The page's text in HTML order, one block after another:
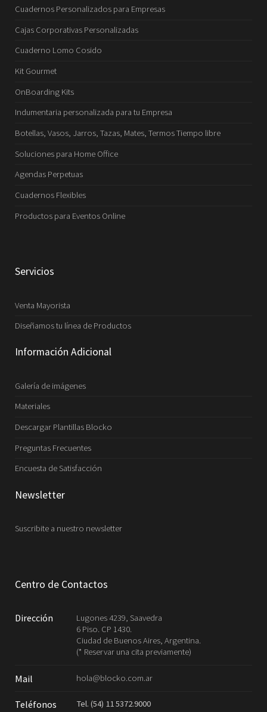
Cuadernos Personalizados para Empresas
Cajas Corporativas Personalizadas
Cuaderno Lomo Cosido
Kit Gourmet
OnBoarding Kits
Indumentaria personalizada para tu Empresa
Botellas, Vasos, Jarros, Tazas, Mates, Termos Tiempo libre
Soluciones para Home Office
Agendas Perpetuas
Cuadernos Flexibles
Productos para Eventos Online
Servicios
Venta Mayorista
Diseñamos tu línea de Productos
Información Adicional
Galería de imágenes
Materiales
Descargar Plantillas Blocko
Preguntas Frecuentes
Encuesta de Satisfacción
Newsletter
Suscribite a nuestro newsletter
Centro de Contactos
Dirección
Lugones 4239, Saavedra
6 Piso. CP 1430.
Ciudad de Buenos Aires, Argentina.
(* Reservar una cita previamente)
Mail hola@blocko.com.ar
Teléfonos
Tel. (54) 11 5372.9000